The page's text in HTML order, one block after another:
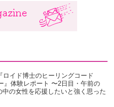
ロイド博士のヒーリングコード
』体験レポート 〜2日目・午前の
中の女性を応援したいと強く思った